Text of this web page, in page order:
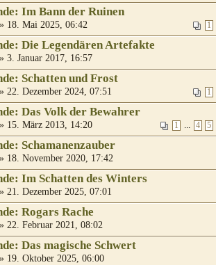
Im Bann der Ruinen
1
» 18. Mai 2025, 06:42
Die Legendären Artefakte
» 3. Januar 2017, 16:57
Schatten und Frost
1
» 22. Dezember 2024, 07:51
Das Volk der Bewahrer
1 ... 4 5
» 15. März 2013, 14:20
Schamanenzauber
» 18. November 2020, 17:42
Im Schatten des Winters
» 21. Dezember 2025, 07:01
Rogars Rache
» 22. Februar 2021, 08:02
Das magische Schwert
» 19. Oktober 2025, 06:00